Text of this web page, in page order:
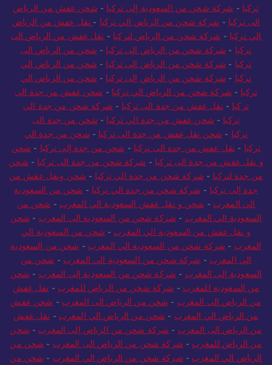
تركيا - شركة شحن من السعودية إلى تركيا - شحن عفش من الرياض
الى تركيا - شركة شحن من الرياض الي تركيا - نقل عفش من الرياض
الي تركيا - شركة شحن من الرياض لتركيا - نقل عفش من الرياض الى
تركيا - شركة شحن من الرياض الى تركيا - شحن من الرياض الى
تركيا - شركة شحن من الرياض الى تركيا - شحن من الرياض الي
تركيا - شركة شحن من الرياض إلى تركيا - شحن من الرياض الي
تركيا - شركة شحن من الرياض الي تركيا - شحن عفش من جدة الى
تركيا - نقل عفش من جدة الى تركيا - شركة شحن من جدة الى
تركيا - شحن عفش من جدة الي تركيا - شحن من جدة الى
تركيا - شحن نقل عفش من جدة الى تركيا - شحن من جدة الي
تركيا - نقل عفش من جدة الى تركيا - شحن من جدة إلى تركيا - شحن
و نقل عفش من جدة الى تركيا - شركة شحن من جدة الى تركيا - شحن
من جدة لتركيا - شركة شحن من جدة الي تركيا - شحن ونقل عفش من
جدة إلى تركيا - شركة شحن من جدة الي تركيا - شحن من السعودية
الي المغرب - شحن و نقل عفش السعودية الي المغرب - شحن من
السعودية الي المغرب - شركة شحن من السعودية الى المغرب - شحن
و نقل عفش من السعودية الي المغرب - شحن من السعودية الي
المغرب - شركة شحن من السعودية الي المغرب - شحن من السعودية
الي المغرب - شركة شحن من السعودية الي المغرب - شحن من
السعودية إلى المغرب - شركة شحن من السعودية إلى المغرب - شحن
من السعودية للمغرب - شركة شحن من الرياض للمغرب - نقل عفش
من الرياض الى المغرب - شحن من الرياض الى المغرب - شحن عفش
من الرياض الي المغرب - شحن من الرياض الي المغرب - نقل عفش
من الرياض الى المغرب - شركة شحن من الرياض إلى المغرب - شحن
من الرياض للمغرب - شركة شحن من الرياض الى المغرب - شحن من
الرياض الي المغرب - شركة شحن من الرياض الي المغرب - شحن من